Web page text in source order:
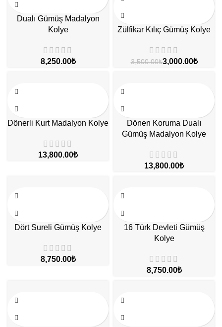
Dualı Gümüş Madalyon
Kolye
₺
Zülfikar Kılıç Gümüş Kolye
3,500.00₺3,000.00₺
Dönerli Kurt Madalyon Kolye
₺
Dönen Koruma Dualı
Gümüş Madalyon Kolye
₺
Dört Sureli Gümüş Kolye
₺
16 Türk Devleti Gümüş
Kolye
₺